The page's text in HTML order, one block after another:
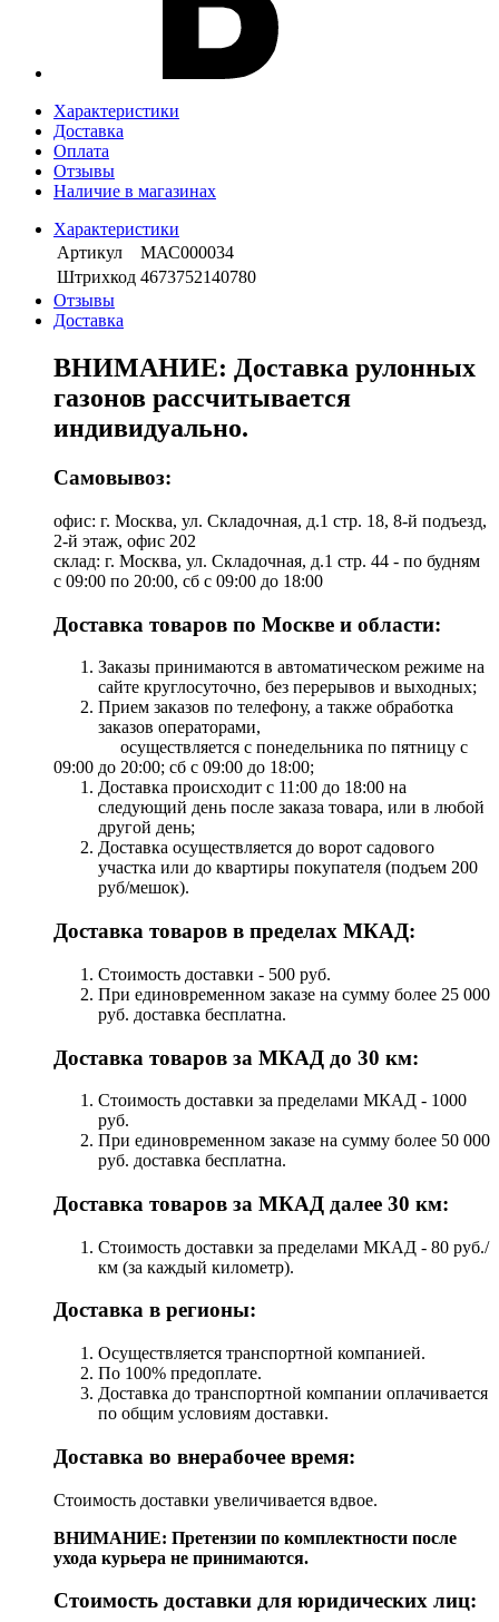
Характеристики
Доставка
Оплата
Отзывы
Наличие в магазинах
Характеристики
Артикул
МАС000034
Штрихкод 4673752140780
Отзывы
Доставка
ВНИМАНИЕ: Доставка рулонных
газонов рассчитывается
индивидуально.
Самовывоз:
офис: г. Москва, ул. Складочная, д.1 стр. 18, 8-й подъезд,
2-й этаж, офис 202
склад: г. Москва, ул. Складочная, д.1 стр. 44 - по будням
с 09:00 по 20:00, сб с 09:00 до 18:00
Доставка товаров по Москве и области:
Заказы принимаются в автоматическом режиме на
сайте круглосуточно, без перерывов и выходных;
Прием заказов по телефону, а также обработка
заказов операторами,
осуществляется с понедельника по пятницу с
09:00 до 20:00; сб с 09:00 до 18:00;
Доставка происходит с 11:00 до 18:00 на
следующий день после заказа товара, или в любой
другой день;
Доставка осуществляется до ворот садового
участка или до квартиры покупателя (подъем 200
руб/мешок).
Доставка товаров в пределах МКАД:
Стоимость доставки - 500 руб.
При единовременном заказе на сумму более 25 000
руб. доставка бесплатна.
Доставка товаров за МКАД до 30 км:
Стоимость доставки за пределами МКАД - 1000
руб.
При единовременном заказе на сумму более 50 000
руб. доставка бесплатна.
Доставка товаров за МКАД далее 30 км:
Стоимость доставки за пределами МКАД - 80 руб./
км (за каждый километр).
Доставка в регионы:
Осуществляется транспортной компанией.
По 100% предоплате.
Доставка до транспортной компании оплачивается
по общим условиям доставки.
Доставка во внерабочее время:
Стоимость доставки увеличивается вдвое.
ВНИМАНИЕ: Претензии по комплектности после
ухода курьера не принимаются.
Стоимость доставки для юридических лиц: